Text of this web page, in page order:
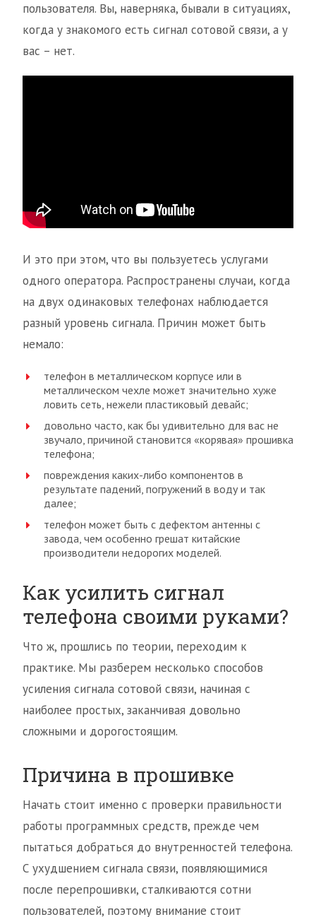
пользователя. Вы, наверняка, бывали в ситуациях,
когда у знакомого есть сигнал сотовой связи, а у
вас – нет.
И это при этом, что вы пользуетесь услугами
одного оператора. Распространены случаи, когда
на двух одинаковых телефонах наблюдается
разный уровень сигнала. Причин может быть
немало:
телефон в металлическом корпусе или в
металлическом чехле может значительно хуже
ловить сеть, нежели пластиковый девайс;
довольно часто, как бы удивительно для вас не
звучало, причиной становится «корявая» прошивка
телефона;
повреждения каких-либо компонентов в
результате падений, погружений в воду и так
далее;
телефон может быть с дефектом антенны с
завода, чем особенно грешат китайские
производители недорогих моделей.
Как усилить сигнал
телефона своими руками?
Что ж, прошлись по теории, переходим к
практике. Мы разберем несколько способов
усиления сигнала сотовой связи, начиная с
наиболее простых, заканчивая довольно
сложными и дорогостоящим.
Причина в прошивке
Начать стоит именно с проверки правильности
работы программных средств, прежде чем
пытаться добраться до внутренностей телефона.
С ухудшением сигнала связи, появляющимися
после перепрошивки, сталкиваются сотни
пользователей, поэтому внимание стоит